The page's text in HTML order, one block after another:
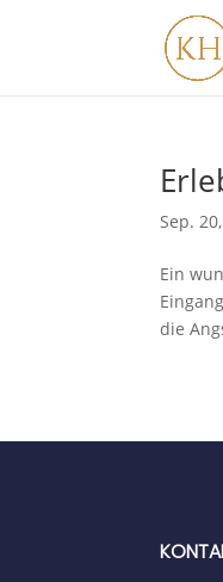
Sep.
Ein
die